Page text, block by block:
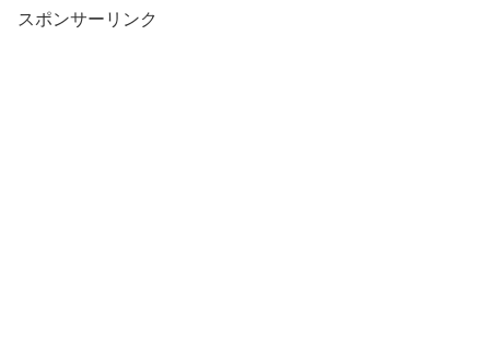
スポンサーリンク